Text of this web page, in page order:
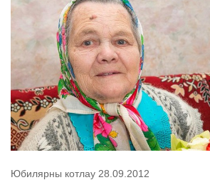
Юбилярны котлау 28.09.2012